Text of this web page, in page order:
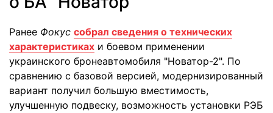
Ранее Фокус собрал сведения о технических
характеристиках и боевом применении
украинского бронеавтомобиля "Новатор-2". По
сравнению с базовой версией, модернизированный
вариант получил большую вместимость,
улучшенную подвеску, возможность установки РЭБ